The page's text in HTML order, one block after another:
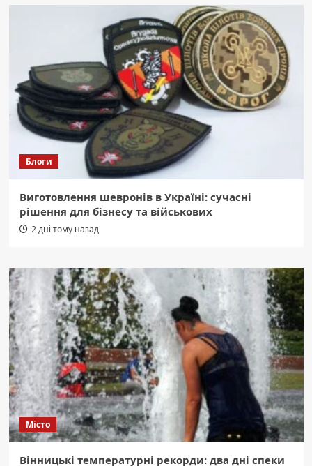
Блоги
Виготовлення шевронів в Україні: сучасні
рішення для бізнесу та військових
2 дні тому назад
Місто
Вінницькі температурні рекорди: два дні спеки